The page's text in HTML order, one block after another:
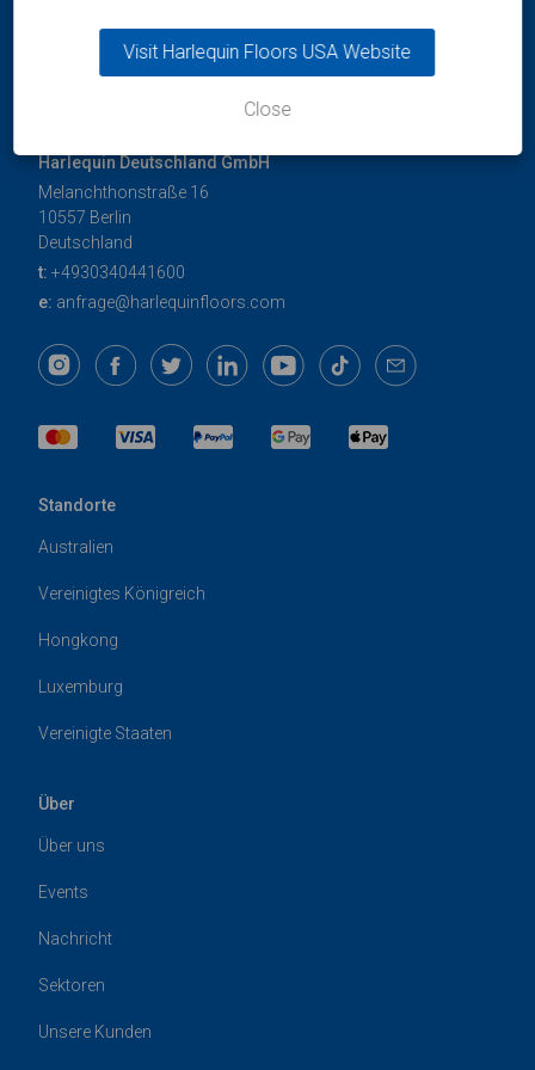
Harlequin Deutschland GmbH
Melanchthonstraße 16
10557 Berlin
Deutschland
t: +4930340441600
e: anfrage@harlequinfloors.com
Standorte
Australien
Vereinigtes Königreich
Hongkong
Luxemburg
Vereinigte Staaten
Über
Über uns
Events
Nachricht
Sektoren
Unsere Kunden
Visit Harlequin Floors USA Website
Close